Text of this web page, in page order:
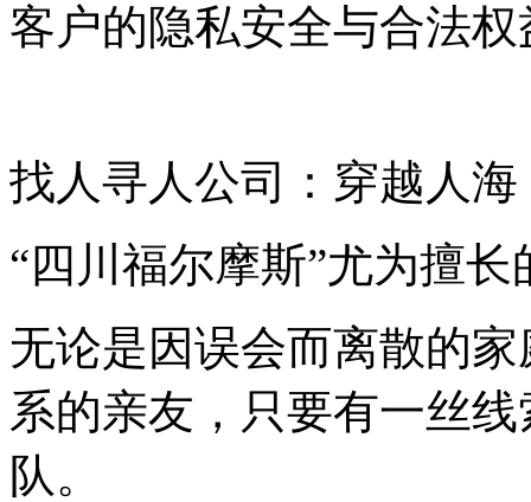
客户的隐私安全与合法权
找人寻人公司：穿越人
“四川福尔摩斯”尤为擅
无论是因误会而离散的
系的亲友，只要有一丝
队。